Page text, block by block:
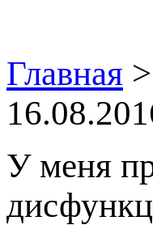
Главная >
У меня